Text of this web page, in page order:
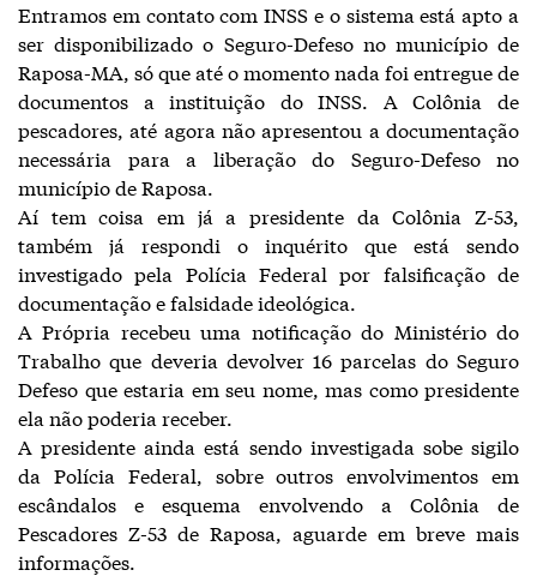
Entramos em contato com INSS e o sistema está apto a
ser disponibilizado o Seguro-Defeso no município de
Raposa-MA, só que até o momento nada foi entregue de
documentos a instituição do INSS. A Colônia de
pescadores, até agora não apresentou a documentação
necessária para a liberação do Seguro-Defeso no
município de Raposa.
Aí tem coisa em já a presidente da Colônia Z-53,
também já respondi o inquérito que está sendo
investigado pela Polícia Federal por falsificação de
documentação e falsidade ideológica.
A Própria recebeu uma notificação do Ministério do
Trabalho que deveria devolver 16 parcelas do Seguro
Defeso que estaria em seu nome, mas como presidente
ela não poderia receber.
A presidente ainda está sendo investigada sobe sigilo
da Polícia Federal, sobre outros envolvimentos em
escândalos e esquema envolvendo a Colônia de
Pescadores Z-53 de Raposa, aguarde em breve mais
informações.